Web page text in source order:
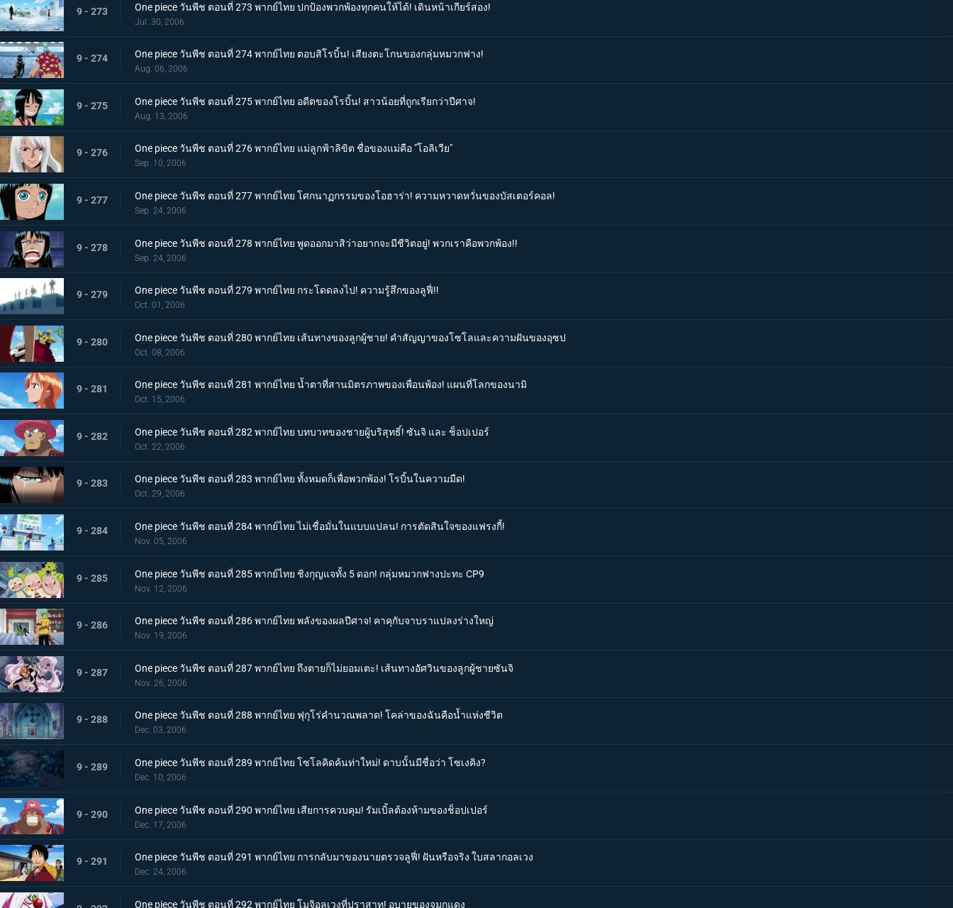
9 - 273 One piece วันพีช ตอนที่ 273 พากย์ไทย ปกป้องพวกพ้องทุกคนให้ได้! เดินหน้าเกียร์สอง!
Jul. 30, 2006
9 - 274 One piece วันพีช ตอนที่ 274 พากย์ไทย ตอบสิโรบิ้น! เสียงตะโกนของกลุ่มหมวกฟาง!
Aug. 06, 2006
9 - 275 One piece วันพีช ตอนที่ 275 พากย์ไทย อดีตของโรบิ้น! สาวน้อยที่ถูกเรียกว่าปีศาจ!
Aug. 13, 2006
9 - 276 One piece วันพีช ตอนที่ 276 พากย์ไทย แม่ลูกฟ้าลิขิต ชื่อของแม่คือ "โอลิเวีย"
Sep. 10, 2006
9 - 277 One piece วันพีช ตอนที่ 277 พากย์ไทย โศกนาฏกรรมของโอฮาร่า! ความหวาดหวั่นของบัสเตอร์คอล!
Sep. 24, 2006
9 - 278 One piece วันพีช ตอนที่ 278 พากย์ไทย พูดออกมาสิว่าอยากจะมีชีวิตอยู่! พวกเราคือพวกพ้อง!!
Sep. 24, 2006
9 - 279 One piece วันพีช ตอนที่ 279 พากย์ไทย กระโดดลงไป! ความรู้สึกของลูฟี่!!
Oct. 01, 2006
9 - 280 One piece วันพีช ตอนที่ 280 พากย์ไทย เส้นทางของลูกผู้ชาย! คำสัญญาของโซโลและความฝันของอุซป
Oct. 08, 2006
9 - 281 One piece วันพีช ตอนที่ 281 พากย์ไทย น้ำตาที่สานมิตรภาพของเพื่อนพ้อง! แผนที่โลกของนามิ
Oct. 15, 2006
9 - 282 One piece วันพีช ตอนที่ 282 พากย์ไทย บทบาทของชายผู้บริสุทธิ์! ซันจิ และ ช็อปเปอร์
Oct. 22, 2006
9 - 283 One piece วันพีช ตอนที่ 283 พากย์ไทย ทั้งหมดก็เพื่อพวกพ้อง! โรบิ้นในความมืด!
Oct. 29, 2006
9 - 284 One piece วันพีช ตอนที่ 284 พากย์ไทย ไม่เชื่อมั่นในแบบแปลน! การตัดสินใจของแฟรงกี้!
Nov. 05, 2006
9 - 285 One piece วันพีช ตอนที่ 285 พากย์ไทย ชิงกุญแจทั้ง 5 ดอก! กลุ่มหมวกฟางปะทะ CP9
Nov. 12, 2006
9 - 286 One piece วันพีช ตอนที่ 286 พากย์ไทย พลังของผลปีศาจ! คาคุกับจาบราแปลงร่างใหญ่
Nov. 19, 2006
9 - 287 One piece วันพีช ตอนที่ 287 พากย์ไทย ถึงตายก็ไม่ยอมเตะ! เส้นทางอัศวินของลูกผู้ชายซันจิ
Nov. 26, 2006
9 - 288 One piece วันพีช ตอนที่ 288 พากย์ไทย ฟุกุโร่คำนวณพลาด! โคล่าของฉันคือน้ำแห่งชีวิต
Dec. 03, 2006
9 - 289 One piece วันพีช ตอนที่ 289 พากย์ไทย โซโลคิดค้นท่าใหม่! ดาบนั้นมีชื่อว่า โซเงคิง?
Dec. 10, 2006
9 - 290 One piece วันพีช ตอนที่ 290 พากย์ไทย เสียการควบคุม! รัมเบิ้ลต้องห้ามของช็อปเปอร์
Dec. 17, 2006
9 - 291 One piece วันพีช ตอนที่ 291 พากย์ไทย การกลับมาของนายตรวจลูฟี่! ฝันหรือจริง ใบสลากอลเวง
Dec. 24, 2006
One piece วันพีช ตอนที่ 292 พากย์ไทย โมจิอลเวงที่ปราสาท! อุบายของจมูกแดง